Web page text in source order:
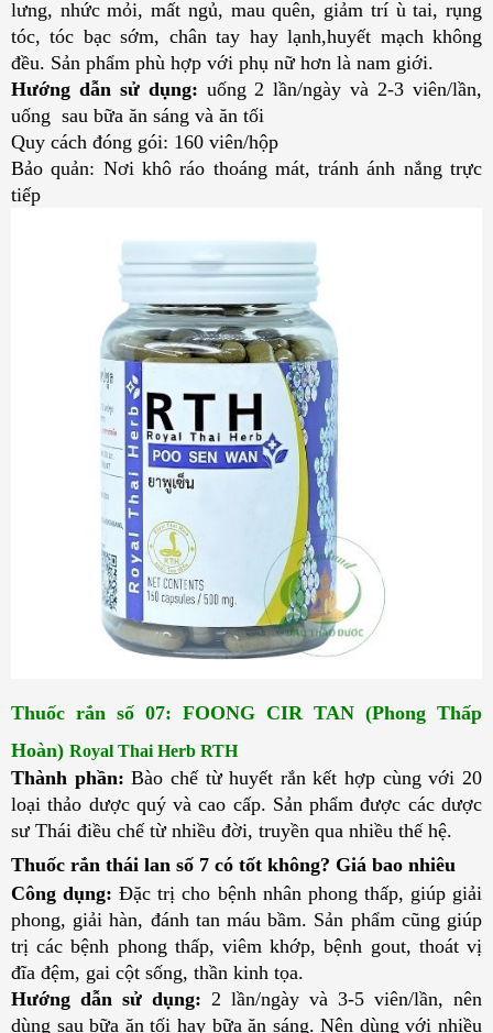
lưng, nhức mỏi, mất ngủ, mau quên, giảm trí ù tai, rụng
tóc, tóc bạc sớm, chân tay hay lạnh,huyết mạch không
đều. Sản phẩm phù hợp với phụ nữ hơn là nam giới.
Hướng dẫn sử dụng: uống 2 lần/ngày và 2-3 viên/lần,
uống sau bữa ăn sáng và ăn tối
Quy cách đóng gói: 160 viên/hộp
Bảo quản: Nơi khô ráo thoáng mát, tránh ánh nắng trực
tiếp
Thuốc rắn số 07: FOONG CIR TAN (Phong Thấp
Hoàn) Royal Thai Herb RTH
Thành phần: Bào chế từ huyết rắn kết hợp cùng với 20
loại thảo dược quý và cao cấp. Sản phẩm được các dược
sư Thái điều chế từ nhiều đời, truyền qua nhiều thế hệ.
Thuốc rắn thái lan số 7 có tốt không? Giá bao nhiêu
Công dụng: Đặc trị cho bệnh nhân phong thấp, giúp giải
phong, giải hàn, đánh tan máu bầm. Sản phẩm cũng giúp
trị các bệnh phong thấp, viêm khớp, bệnh gout, thoát vị
đĩa đệm, gai cột sống, thần kinh tọa.
Hướng dẫn sử dụng: 2 lần/ngày và 3-5 viên/lần, nên
dùng sau bữa ăn tối hay bữa ăn sáng. Nên dùng với nhiều